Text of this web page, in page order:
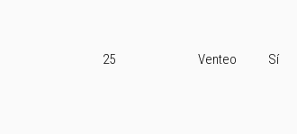
25 Venteo Sí